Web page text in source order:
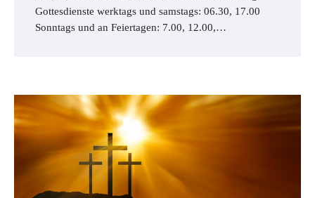
Gottesdienste werktags und samstags: 06.30, 17.00
Sonntags und an Feiertagen: 7.00, 12.00,…